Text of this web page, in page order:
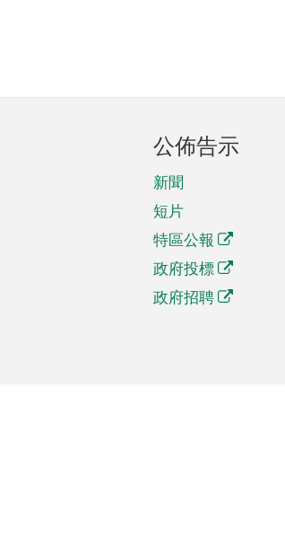
公佈告示
新聞
短片
特區公報
政府投標
政府招聘